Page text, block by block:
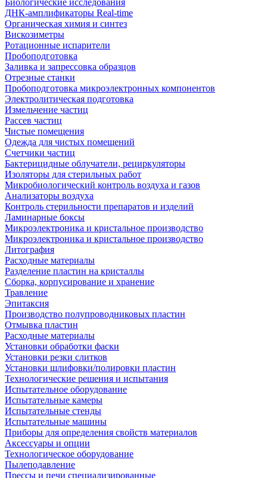
Биологические исследования
ДНК-амплификаторы Real-time
Органическая химия и синтез
Вискозиметры
Ротационные испарители
Пробоподготовка
Заливка и запрессовка образцов
Отрезные станки
Пробоподготовка микроэлектронных компонентов
Электролитическая подготовка
Измельчение частиц
Рассев частиц
Чистые помещения
Одежда для чистых помещений
Счетчики частиц
Бактерицидные облучатели, рециркуляторы
Изоляторы для стерильных работ
Микробиологический контроль воздуха и газов
Анализаторы воздуха
Контроль стерильности препаратов и изделий
Ламинарные боксы
Микроэлектроника и кристальное производство
Микроэлектроника и кристальное производство
Литография
Расходные материалы
Разделение пластин на кристаллы
Сборка, корпусирование и хранение
Травление
Эпитаксия
Производство полупроводниковых пластин
Отмывка пластин
Расходные материалы
Установки обработки фаски
Установки резки слитков
Установки шлифовки/полировки пластин
Технологические решения и испытания
Испытательное оборудование
Испытательные камеры
Испытательные стенды
Испытательные машины
Приборы для определения свойств материалов
Аксессуары и опции
Технологическое оборудование
Пылеподавление
Прессы и печи специализированные